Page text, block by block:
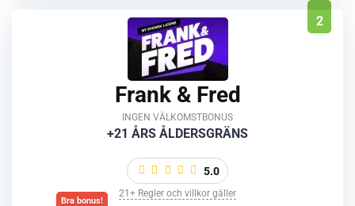
2
Frank & Fred
INGEN VÄLKOMSTBONUS
+21 ÅRS ÅLDERSGRÄNS
5.0
21+ Regler och villkor gäller